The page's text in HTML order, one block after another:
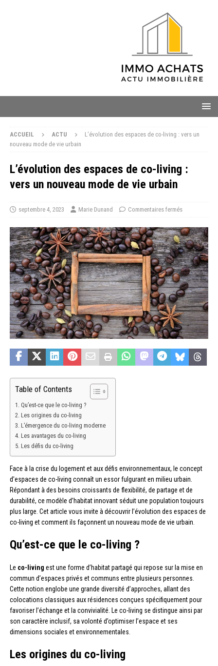
ACCUEIL ACTU
L’évolution des espaces de co-living : vers un
nouveau mode de vie urbain
L’évolution des espaces de co-living :
vers un nouveau mode de vie urbain
septembre 4, 2023 Marie Dunand Commentaires fermés
Table of Contents
Qu’est-ce que le co-living ?
Les origines du co-living
L’émergence du co-living moderne
Les avantages du co-living
Les défis du co-living
Face à la crise du logement et aux défis environnementaux, le concept
d’espaces de co-living connaît un essor fulgurant en milieu urbain.
Répondant à des besoins croissants de flexibilité, de partage et de
durabilité, ce modèle d’habitat innovant séduit une population toujours
plus large. Cet article vous invite à découvrir l’évolution des espaces de
co-living et comment ils façonnent un nouveau mode de vie urbain.
Qu’est-ce que le co-living ?
Le co-living est une forme d’habitat partagé qui repose sur la mise en
commun d’espaces privés et communs entre plusieurs personnes.
Cette notion englobe une grande diversité d’approches, allant des
colocations classiques aux résidences conçues spécifiquement pour
favoriser l’échange et la convivialité. Le co-living se distingue ainsi par
son caractère inclusif, sa volonté d’optimiser l’espace et ses
dimensions sociales et environnementales.
Les origines du co-living